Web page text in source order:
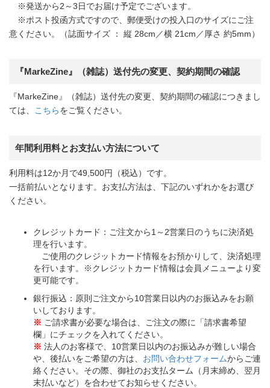
※発送から2～3日でお届け予定でございます。
※ポスト投函方式ですので、郵便受けの投入口のサイズにご注
意ください。（誌面サイズ ： 縦 28cm／横 21cm／厚さ 約5mm）
『MarkeZine』（雑誌）送付先の変更、契約期間の確認
『MarkeZine』（雑誌）送付先の変更、契約期間の確認につきまし
ては、
こちらをご覧ください。
年間利用料とお支払い方法について
利用料は12か月で49,500円（税込）です。
一括前払いとなります。お支払方法は、下記のいずれかをお選び
ください。
クレジットカード：ご注文から1～2営業日のうちに決済処
理を行います。
ご使用のクレジットカード情報をお預かりして、決済処理
を行います。※クレジットカード情報は会員メニューより変
更可能です。
銀行振込：原則ご注文から10営業日以内のお振込みをお願
いしております。
※ ご請求書が必要な場合は、ご注文の際に「請求書希望
欄」にチェックを入れてください。
※ 法人のお客様で、10営業日以内のお振込みが難しい場合
や、後払いをご希望の方は、 お問い合わせフォームからご連
絡ください。その際、御社のお支払ターム（月末締め、翌月
末払いなど）を合わせてお知らせください。